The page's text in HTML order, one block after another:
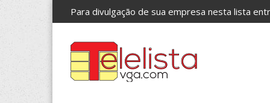
Para divulgação de sua empresa nesta lista